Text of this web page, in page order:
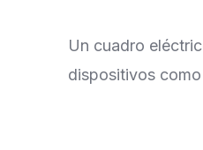
Un cuadro
dispositivos